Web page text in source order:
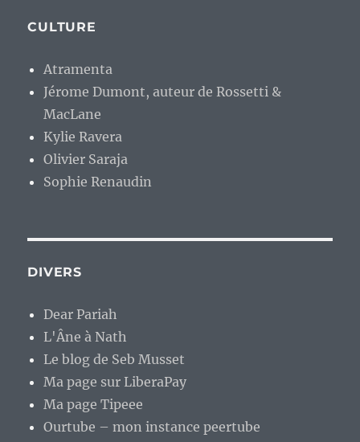
CULTURE
Atramenta
Jérome Dumont, auteur de Rossetti &
MacLane
Kylie Ravera
Olivier Saraja
Sophie Renaudin
DIVERS
Dear Pariah
L'Âne à Nath
Le blog de Seb Musset
Ma page sur LiberaPay
Ma page Tipeee
Ourtube – mon instance peertube